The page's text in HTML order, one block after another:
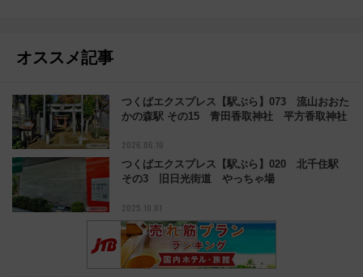
オススメ記事
つくばエクスプレス【駅ぶら】073 流山おおた
かの森駅 その15 青田香取神社 平方香取神社
2026.06.10
つくばエクスプレス【駅ぶら】020 北千住駅
その3 旧日光街道 やっちゃ場
2025.10.01